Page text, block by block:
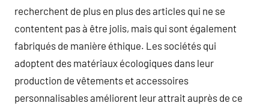
recherchent de plus en plus des articles qui ne se
contentent pas à être jolis, mais qui sont également
fabriqués de manière éthique. Les sociétés qui
adoptent des matériaux écologiques dans leur
production de vêtements et accessoires
personnalisables améliorent leur attrait auprès de ce